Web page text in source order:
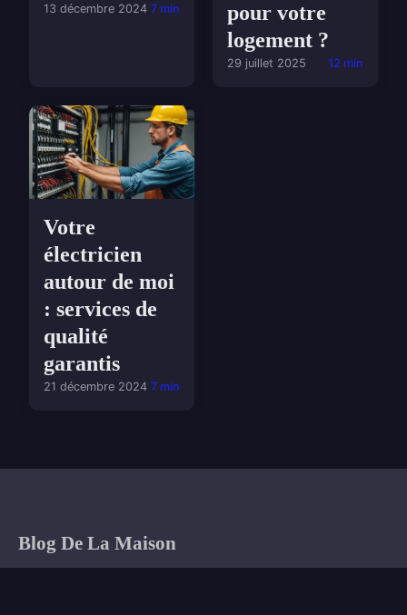
13 décembre 2024 7 min
pour votre
logement ?
29 juillet 2025 12 min
Votre
électricien
autour de moi
: services de
qualité
garantis
21 décembre 2024 7 min
Blog De La Maison